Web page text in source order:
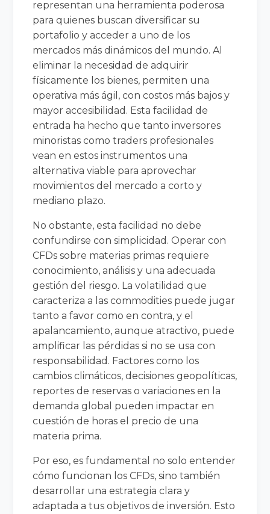
representan una herramienta poderosa
para quienes buscan diversificar su
portafolio y acceder a uno de los
mercados más dinámicos del mundo. Al
eliminar la necesidad de adquirir
físicamente los bienes, permiten una
operativa más ágil, con costos más bajos y
mayor accesibilidad. Esta facilidad de
entrada ha hecho que tanto inversores
minoristas como traders profesionales
vean en estos instrumentos una
alternativa viable para aprovechar
movimientos del mercado a corto y
mediano plazo.
No obstante, esta facilidad no debe
confundirse con simplicidad. Operar con
CFDs sobre materias primas requiere
conocimiento, análisis y una adecuada
gestión del riesgo. La volatilidad que
caracteriza a las commodities puede jugar
tanto a favor como en contra, y el
apalancamiento, aunque atractivo, puede
amplificar las pérdidas si no se usa con
responsabilidad. Factores como los
cambios climáticos, decisiones geopolíticas,
reportes de reservas o variaciones en la
demanda global pueden impactar en
cuestión de horas el precio de una
materia prima.
Por eso, es fundamental no solo entender
cómo funcionan los CFDs, sino también
desarrollar una estrategia clara y
adaptada a tus objetivos de inversión. Esto